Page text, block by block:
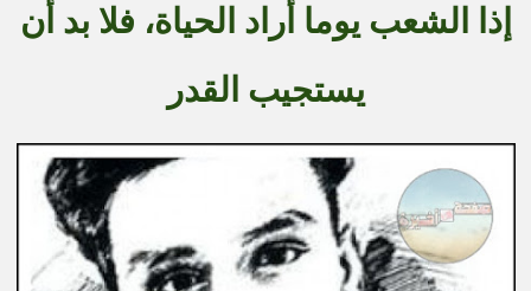
إذا الشعب يوما أراد الحياة، فلا بد أن
يستجيب القدر